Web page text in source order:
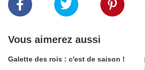
Vous aimerez aussi
Galette des rois : c'est de saison !